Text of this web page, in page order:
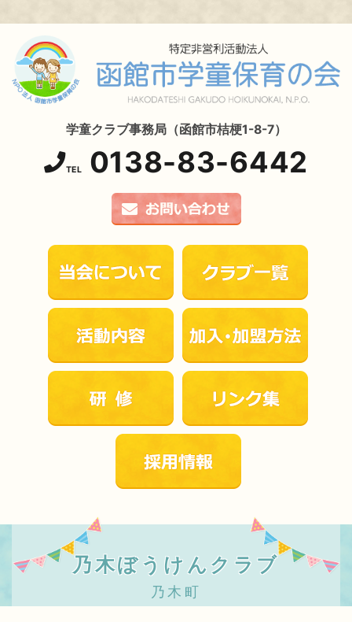
学童クラブ事務局（函館市桔梗1-8-7）
TEL 0138-83-6442
乃木ぼうけんクラブ
乃木町